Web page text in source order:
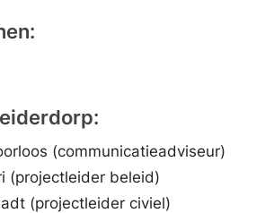
(communicatieadviseur)
(projectleider beleid)
(projectleider civiel)